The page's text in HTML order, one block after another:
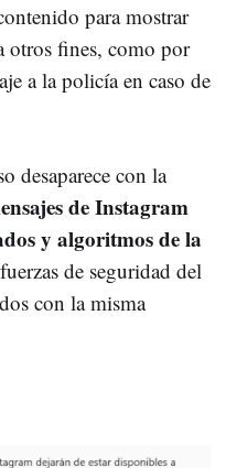
para mostrar
otros fines, como por
a la policía en caso de
desaparece con la
de Instagram
y algoritmos de la
de seguridad del
con la misma